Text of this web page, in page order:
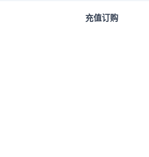
充值订购